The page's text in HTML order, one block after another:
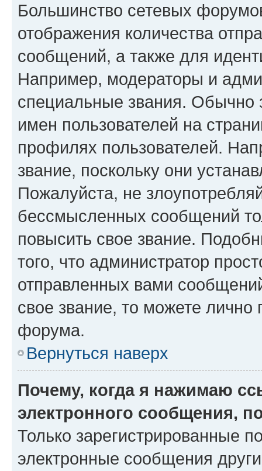
Большинство сетевых
отображения количества
сообщений, а также для
Например, модераторы и
специальные звания. Обычно
имен пользователей на
профилях пользователей.
звание, поскольку они
Пожалуйста, не
бессмысленных сообщений
повысить свое звание.
того, что администратор
отправленных вами
свое звание, то можете лично
форума.
Вернуться наверх
Почему, когда я нажимаю
электронного сообщения,
Только зарегистрированные
электронные сообщения